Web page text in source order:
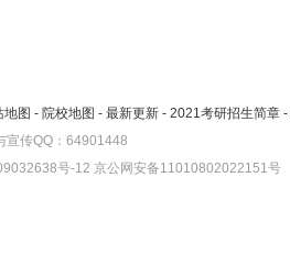
地图 - 院校地图 - 最新更新 - 2021考研招生简章 -
宣传QQ：64901448
号-12 京公网安备11010802022151号